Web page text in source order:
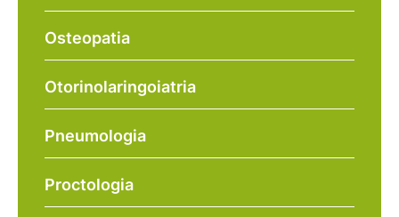
Osteopatia
Otorinolaringoiatria
Pneumologia
Proctologia